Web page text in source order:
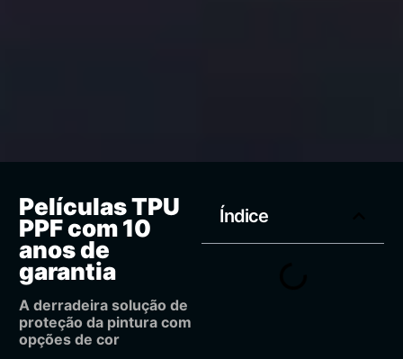
Películas TPU
PPF com 10
anos de
garantia
A derradeira solução de
proteção da pintura com
opções de cor
Índice